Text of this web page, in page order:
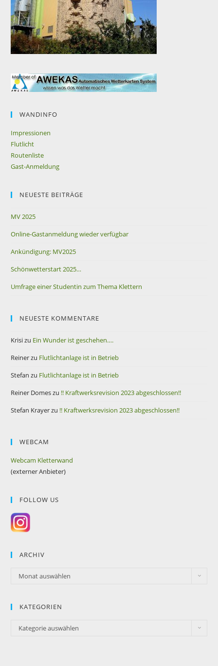
WANDINFO
Impressionen
Flutlicht
Routenliste
Gast-Anmeldung
NEUESTE BEITRÄGE
MV 2025
Online-Gastanmeldung wieder verfügbar
Ankündigung: MV2025
Schönwetterstart 2025…
Umfrage einer Studentin zum Thema Klettern
NEUESTE KOMMENTARE
Krisizu Ein Wunder ist geschehen….
Reinerzu Flutlichtanlage ist in Betrieb
Stefan zu Flutlichtanlage ist in Betrieb
Reiner Domeszu !! Kraftwerksrevision 2023 abgeschlossen!!
Stefan Krayerzu !! Kraftwerksrevision 2023 abgeschlossen!!
WEBCAM
Webcam Kletterwand
(externer Anbieter)
FOLLOW US
ARCHIV
Monat auswählen
KATEGORIEN
Kategorie auswählen